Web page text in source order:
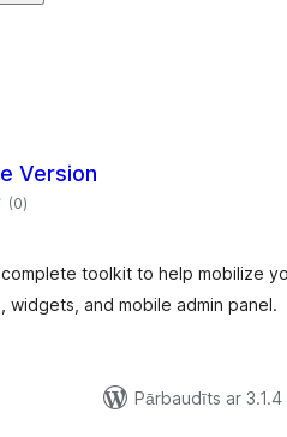
Version
(0vērtējumu
kopsumma
)
toolkit to help mobilize
widgets, and mobile admin panel.
Pārbaudīts ar 3.1.4